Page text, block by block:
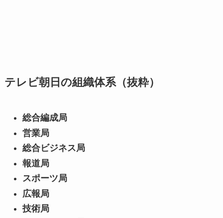
テレビ朝日の組織体系（抜粋）
総合編成局
営業局
総合ビジネス局
報道局
スポーツ局
広報局
技術局